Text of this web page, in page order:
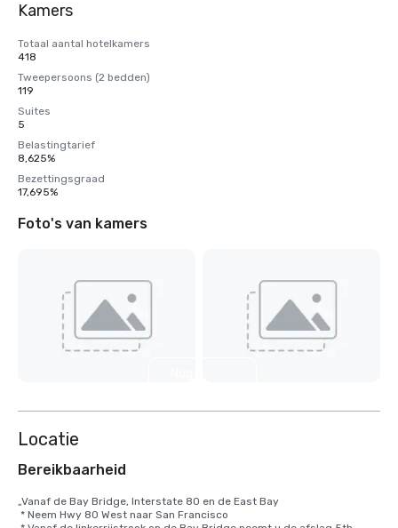
Kamers
Totaal aantal hotelkamers
418
Tweepersoons (2 bedden)
119
Suites
5
Belastingtarief
8,625%
Bezettingsgraad
17,695%
Foto's van kamers
Locatie
Bereikbaarheid
„Vanaf de Bay Bridge, Interstate 80 en de East Bay
* Neem Hwy 80 West naar San Francisco